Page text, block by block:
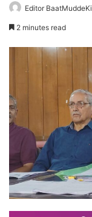
Editor BaatMuddeKi
2 minutes read